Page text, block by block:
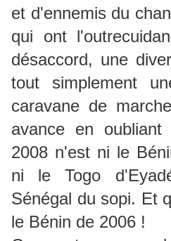
et d'ennemis du
qui ont
désaccord, une
tout simplement
caravane de
avance en
2008 n'est ni le
ni le Togo
Sénégal du sopi. Et
le Bénin de 2006 !